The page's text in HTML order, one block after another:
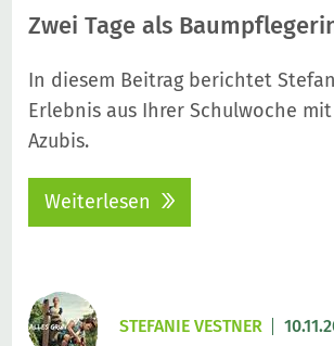
Zwei Tage als
In diesem Beitrag berichtet
Erlebnis aus Ihrer Schulwoche
Azubis.
Weiterlesen
STEFANIE VESTNER